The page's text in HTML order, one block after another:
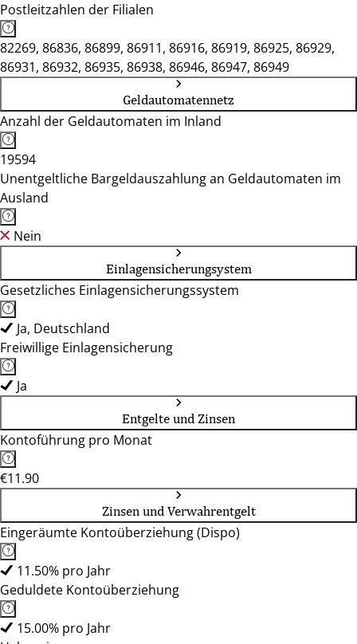
Postleitzahlen der Filialen
82269, 86836, 86899, 86911, 86916, 86919, 86925, 86929,
86931, 86932, 86935, 86938, 86946, 86947, 86949
Geldautomatennetz
Anzahl der Geldautomaten im Inland
19594
Unentgeltliche Bargeldauszahlung an Geldautomaten im
Ausland
Nein
Einlagensicherungsystem
Gesetzliches Einlagensicherungssystem
Ja, Deutschland
Freiwillige Einlagensicherung
Ja
Entgelte und Zinsen
Kontoführung pro Monat
€11.90
Zinsen und Verwahrentgelt
Eingeräumte Kontoüberziehung (Dispo)
11.50% pro Jahr
Geduldete Kontoüberziehung
15.00% pro Jahr